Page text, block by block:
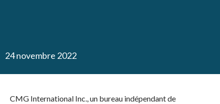
24 novembre 2022
CMG International Inc., un bureau indépendant de